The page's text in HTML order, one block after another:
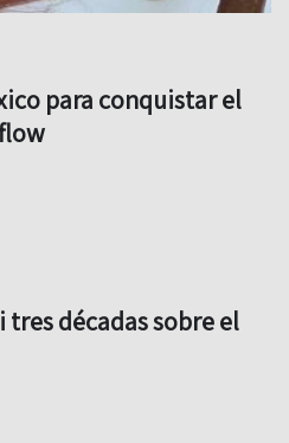
para conquistar el
tres décadas sobre el